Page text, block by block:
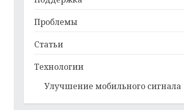
Проблемы
Статьи
Технологии
Улучшение мобильного сигнала